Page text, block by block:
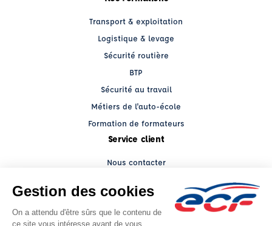
Transport & exploitation
Logistique & levage
Sécurité routière
BTP
Sécurité au travail
Métiers de l'auto-école
Formation de formateurs
Service client
Nous contacter
Espace client
Grands comptes